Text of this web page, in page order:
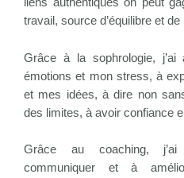
liens authentiques on peut
travail, source d’équilibre et
Grâce à la sophrologie,
émotions et mon stress, à
et mes idées, à dire non
des limites, à avoir confiance
Grâce au coaching,
communiquer et à